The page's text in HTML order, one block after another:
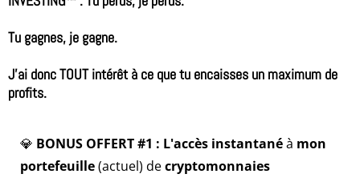
Tu gagnes, je gagne.
J'ai donc TOUT intérêt à ce que tu encaisses un maximum de
profits.
💎 BONUS OFFERT #1 : L'accès instantanéà mon
portefeuille(actuel) decryptomonnaies